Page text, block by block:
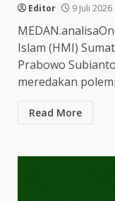
Editor 9 Juli 2026
Islam (HMI)
Prabowo
meredakan
Read More